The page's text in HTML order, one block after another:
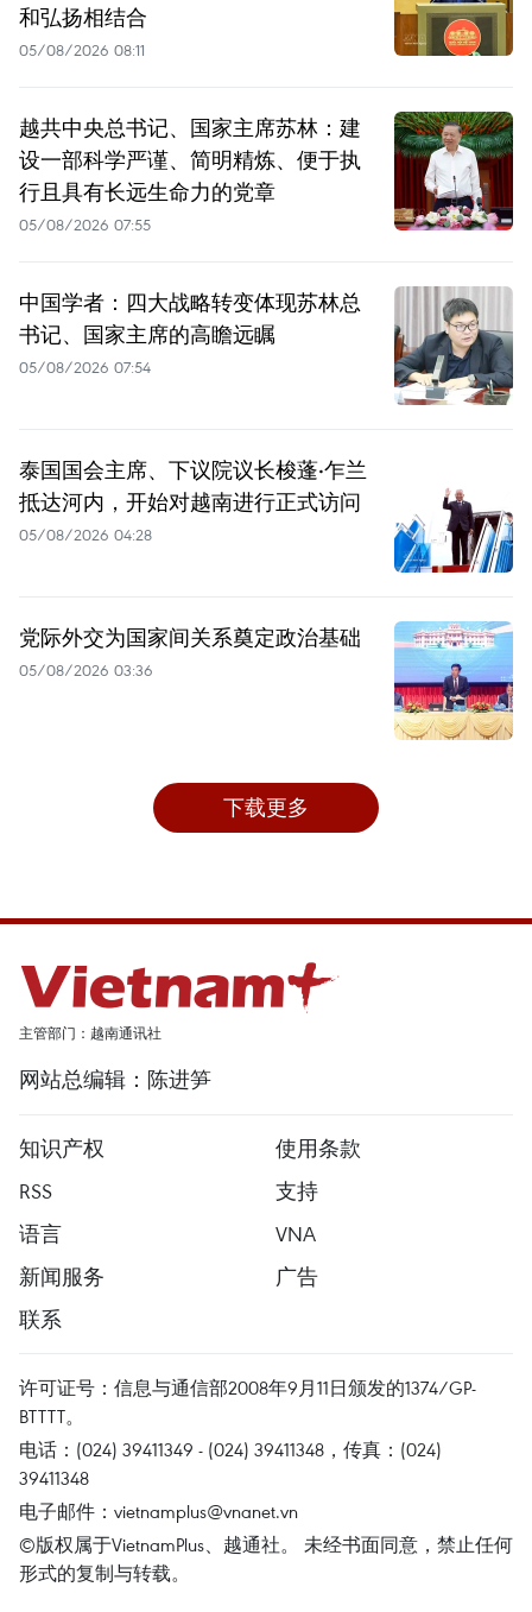
和弘扬相结合
05/08/2026 08:11
越共中央总书记、国家主席苏林：建
设一部科学严谨、简明精炼、便于执
行且具有长远生命力的党章
05/08/2026 07:55
中国学者：四大战略转变体现苏林总
书记、国家主席的高瞻远瞩
05/08/2026 07:54
泰国国会主席、下议院议长梭蓬·乍兰
抵达河内，开始对越南进行正式访问
05/08/2026 04:28
党际外交为国家间关系奠定政治基础
05/08/2026 03:36
下载更多
主管部门：越南通讯社
网站总编辑：陈进笋
知识产权
使用条款
RSS
支持
语言
VNA
新闻服务
广告
联系
许可证号：信息与通信部2008年9月11日颁发的1374/GP-
BTTTT。
电话：(024) 39411349 - (024) 39411348，传真：(024)
39411348
电子邮件： vietnamplus@vnanet.vn
©版权属于VietnamPlus、越通社。 未经书面同意，禁止任何
形式的复制与转载。